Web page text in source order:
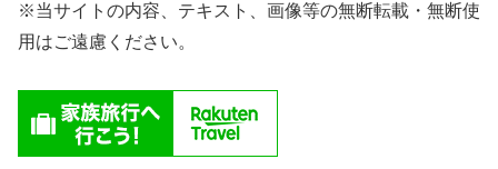
※当サイトの内容、テキスト、画像等の無断転載・無断使
用はご遠慮ください。